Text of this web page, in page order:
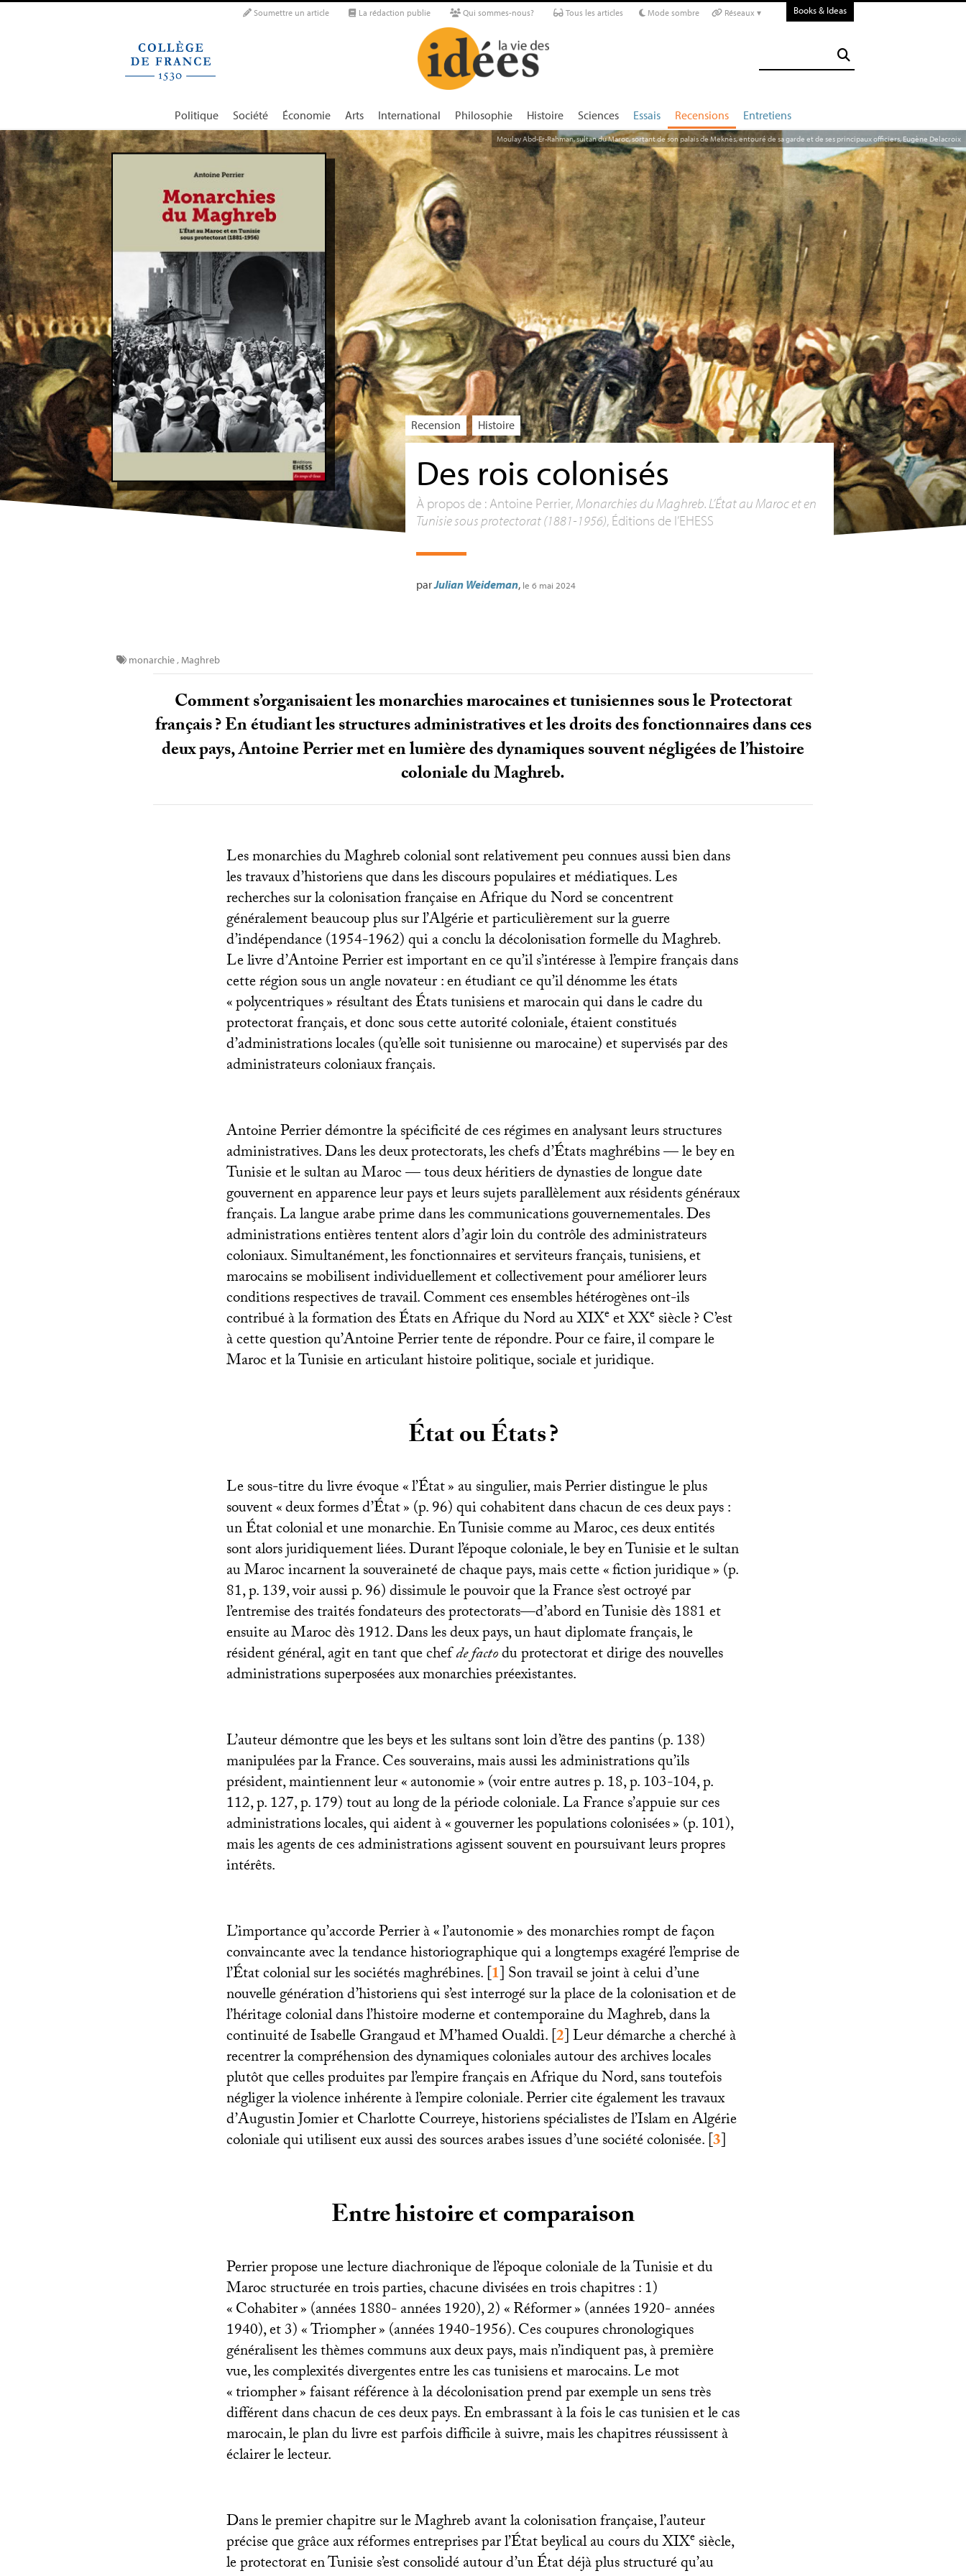
Soumettre un article La rédaction publie Qui sommes-nous? Tous les articles Mode sombre Réseaux ▾ Books & Ideas
Politique Société Économie Arts International Philosophie Histoire Sciences Essais Recensions Entretiens
Moulay Abd-Er-Rahman, sultan du Maroc, sortant de son palais de Meknès, entouré de sa garde et de ses principaux officiers, Eugène Delacroix
Recension Histoire
Des rois colonisés
À propos de : Antoine Perrier, Monarchies du Maghreb. L’État au Maroc et en
Tunisie sous protectorat (1881-1956), Éditions de l’EHESS
parJulian Weideman, le 6 mai 2024
monarchie, Maghreb
Comment s’organisaient les monarchies marocaines et tunisiennes sous le Protectorat
français? En étudiant les structures administratives et les droits des fonctionnaires dans ces
deux pays, Antoine Perrier met en lumière des dynamiques souvent négligées de l’histoire
coloniale du Maghreb.
Les monarchies du Maghreb colonial sont relativement peu connues aussi bien dans
les travaux d’historiens que dans les discours populaires et médiatiques. Les
recherches sur la colonisation française en Afrique du Nord se concentrent
généralement beaucoup plus sur l’Algérie et particulièrement sur la guerre
d’indépendance (1954-1962) qui a conclu la décolonisation formelle du Maghreb.
Le livre d’Antoine Perrier est important en ce qu’il s’intéresse à l’empire français dans
cette région sous un angle novateur : en étudiant ce qu’il dénomme les états
«polycentriques» résultant des États tunisiens et marocain qui dans le cadre du
protectorat français, et donc sous cette autorité coloniale, étaient constitués
d’administrations locales (qu’elle soit tunisienne ou marocaine) et supervisés par des
administrateurs coloniaux français.
Antoine Perrier démontre la spécificité de ces régimes en analysant leurs structures
administratives. Dans les deux protectorats, les chefs d’États maghrébins — le beyen
Tunisie et le sultan au Maroc — tous deux héritiers de dynasties de longue date
gouvernent en apparence leur pays et leurs sujets parallèlement aux résidents généraux
français. La langue arabe prime dans les communications gouvernementales. Des
administrations entières tentent alors d’agir loin du contrôle des administrateurs
coloniaux. Simultanément, les fonctionnaires et serviteurs français, tunisiens, et
marocains se mobilisent individuellement et collectivement pour améliorer leurs
conditions respectives de travail. Comment ces ensembles hétérogènes ont-ils
contribué à la formation des États en Afrique du Nord auXIXeetXXe siècle? C’est
à cette question qu’Antoine Perrier tente de répondre. Pour ce faire, il compare le
Maroc et la Tunisie en articulant histoire politique, sociale et juridique.
État ou États?
Le sous-titre du livre évoque «l’État» au singulier, mais Perrier distingue le plus
souvent «deux formes d’État» (p. 96) qui cohabitent dans chacun de ces deux pays :
un État colonial et une monarchie. En Tunisie comme au Maroc, ces deux entités
sont alors juridiquement liées. Durant l’époque coloniale, le bey en Tunisie et le sultan
au Maroc incarnent la souveraineté de chaque pays, mais cette «fiction juridique» (p.
81, p. 139, voir aussi p. 96) dissimule le pouvoir que la France s’est octroyé par
l’entremise des traités fondateurs des protectorats—d’abord en Tunisie dès 1881 et
ensuite au Maroc dès 1912. Dans les deux pays, un haut diplomate français, le
résident général, agit en tant que chefde factodu protectorat et dirige des nouvelles
administrations superposées aux monarchies préexistantes.
L’auteur démontre que les beys et les sultans sont loin d’être des pantins (p. 138)
manipulées par la France. Ces souverains, mais aussi les administrations qu’ils
président, maintiennent leur «autonomie» (voir entre autres p. 18, p. 103-104, p.
112, p. 127, p. 179) tout au long de la période coloniale. La France s’appuie sur ces
administrations locales, qui aident à «gouverner les populations colonisées» (p. 101),
mais les agents de ces administrations agissent souvent en poursuivant leurs propres
intérêts.
L’importance qu’accorde Perrier à «l’autonomie» des monarchies rompt de façon
convaincante avec la tendance historiographique qui a longtemps exagéré l’emprise de
l’État colonial sur les sociétés maghrébines.[1]Son travail se joint à celui d’une
nouvelle génération d’historiens qui s’est interrogé sur la place de la colonisation et de
l’héritage colonial dans l’histoire moderne et contemporaine du Maghreb, dans la
continuité de Isabelle Grangaud et M’hamed Oualdi.[2]Leur démarche a cherché à
recentrer la compréhension des dynamiques coloniales autour des archives locales
plutôt que celles produites par l’empire français en Afrique du Nord, sans toutefois
négliger la violence inhérente à l’empire coloniale. Perrier cite également les travaux
d’Augustin Jomier et Charlotte Courreye, historiens spécialistes de l’Islam en Algérie
coloniale qui utilisent eux aussi des sources arabes issues d’une société colonisée.[3]
Entre histoire et comparaison
Perrier propose une lecture diachronique de l’époque coloniale de la Tunisie et du
Maroc structurée en trois parties, chacune divisées en trois chapitres : 1)
«Cohabiter» (années 1880- années 1920), 2) «Réformer» (années 1920- années
1940), et 3) «Triompher» (années 1940-1956). Ces coupures chronologiques
généralisent les thèmes communs aux deux pays, mais n’indiquent pas, à première
vue, les complexités divergentes entre les cas tunisiens et marocains. Le mot
«triompher» faisant référence à la décolonisation prend par exemple un sens très
différent dans chacun de ces deux pays. En embrassant à la fois le cas tunisien et le cas
marocain, le plan du livre est parfois difficile à suivre, mais les chapitres réussissent à
éclairer le lecteur.
Dans le premier chapitre sur le Maghreb avant la colonisation française, l’auteur
précise que grâce aux réformes entreprises par l’État beylical au cours duXIXe siècle,
le protectorat en Tunisie s’est consolidé autour d’un État déjà plus structuré qu’au